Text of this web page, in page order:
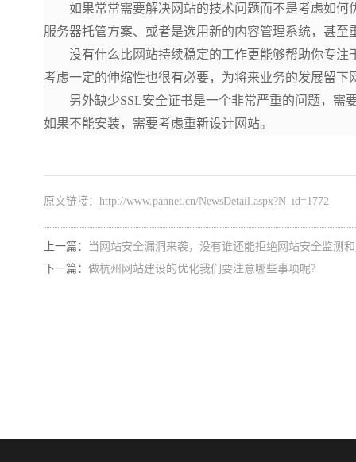
如果常常需要解决网站的技术问题而不是考虑如何
服务器托管方案、或者是选用新的内容管理系统，甚至
没有什么比网站持续稳定的工作更能够帮助你专注
考虑一定的伸缩性也很有必要，为将来业务的发展留下
另外缺少SSL安全证书是一个非常严重的问题，需
如果不能安装，需要考虑重新设计网站。
原文链接：http://www.pannet.cn/NewsDetail.aspx?N_id=1772
上一篇：
当网站安全漏洞来袭，没有谁还能拒绝网站安全监测
下一篇：做杭州网站建设的优化我们要注意哪些事项呢?